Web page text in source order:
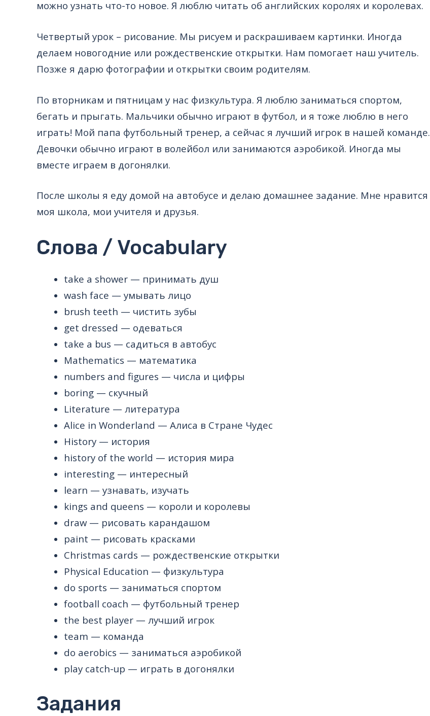
можно узнать что-то новое. Я люблю читать об английских королях и королевах.
Четвертый урок – рисование. Мы рисуем и раскрашиваем картинки. Иногда
делаем новогодние или рождественские открытки. Нам помогает наш учитель.
Позже я дарю фотографии и открытки своим родителям.
По вторникам и пятницам у нас физкультура. Я люблю заниматься спортом,
бегать и прыгать. Мальчики обычно играют в футбол, и я тоже люблю в него
играть! Мой папа футбольный тренер, а сейчас я лучший игрок в нашей команде.
Девочки обычно играют в волейбол или занимаются аэробикой. Иногда мы
вместе играем в догонялки.
После школы я еду домой на автобусе и делаю домашнее задание. Мне нравится
моя школа, мои учителя и друзья.
Слова / Vocabulary
take a shower — принимать душ
wash face — умывать лицо
brush teeth — чистить зубы
get dressed — одеваться
take a bus — садиться в автобус
Mathematics — математика
numbers and figures — числа и цифры
boring — скучный
Literature — литература
Alice in Wonderland — Алиса в Стране Чудес
History — история
history of the world — история мира
interesting — интересный
learn — узнавать, изучать
kings and queens — короли и королевы
draw — рисовать карандашом
paint — рисовать красками
Christmas cards — рождественские открытки
Physical Education — физкультура
do sports — заниматься спортом
football coach — футбольный тренер
the best player — лучший игрок
team — команда
do aerobics — заниматься аэробикой
play catch-up — играть в догонялки
Задания